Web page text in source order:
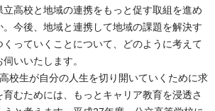
高校と地域の連携をもっと促す取組を進め
今後、地域と連携して地域の課題を解決す
っていくことについて、どのように考えて
いいたします。
校生が自分の人生を切り開いていくために求
むためには、もっとキャリア教育を浸透さ